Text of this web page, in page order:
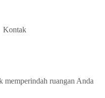
Kontak
memperindah ruangan Anda